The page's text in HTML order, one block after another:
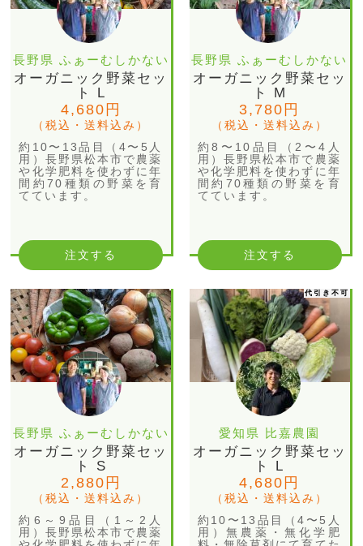
長野県 ふぁーむしかない
オーガニック野菜セッ
ト L
4,680円
（税込・送料込み）
約10〜13品目（4〜5人
用）長野県松本市で農薬
や化学肥料を使わずに年
間約70種類の野菜を育
てています。
注文する
長野県 ふぁーむしかない
オーガニック野菜セッ
ト M
3,780円
（税込・送料込み）
約8〜10品目（2〜4人
用）長野県松本市で農薬
や化学肥料を使わずに年
間約70種類の野菜を育
てています。
注文する
長野県 ふぁーむしかない
オーガニック野菜セッ
ト S
2,880円
（税込・送料込み）
約6～9品目（1～2人
用）長野県松本市で農薬
代引き不可
愛知県 比嘉農園
オーガニック野菜セッ
ト L
4,680円
（税込・送料込み）
約10〜13品目（4〜5人
用）無農薬・無化学肥